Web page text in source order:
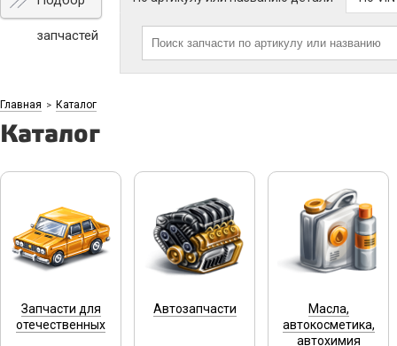
запчастей
Главная > Каталог
Каталог
Запчасти для
отечественных
Автозапчасти
Масла,
автокосметика,
автохимия